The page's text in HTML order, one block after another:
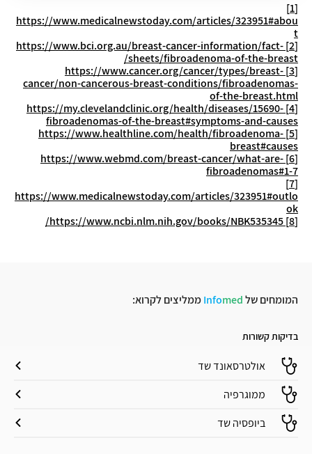
[1]
https://www.medicalnewstoday.com/articles/323951#abou
t
[2]
https://www.bci.org.au/breast-cancer-information/fact-
sheets/fibroadenoma-of-the-breast/
[3]
https://www.cancer.org/cancer/types/breast-
cancer/non-cancerous-breast-conditions/fibroadenomas-
of-the-breast.html
[4]
https://my.clevelandclinic.org/health/diseases/15690-
fibroadenomas-of-the-breast#symptoms-and-causes
[5]
https://www.healthline.com/health/fibroadenoma-
breast#causes
[6]
https://www.webmd.com/breast-cancer/what-are-
fibroadenomas#1-7
[7]
https://www.medicalnewstoday.com/articles/323951#outlo
ok
[8]
https://www.ncbi.nlm.nih.gov/books/NBK535345/
המומחים של Infomed ממליצים לקרוא:
בדיקות קשורות
אולטרסאונד שד
ממוגרפיה
ביופסיה שד